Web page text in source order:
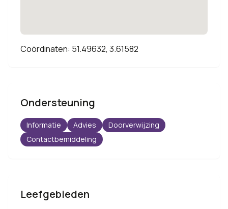
Coördinaten: 51.49632, 3.61582
Ondersteuning
Informatie Advies
Doorverwijzing
Contactbemiddeling
Leefgebieden